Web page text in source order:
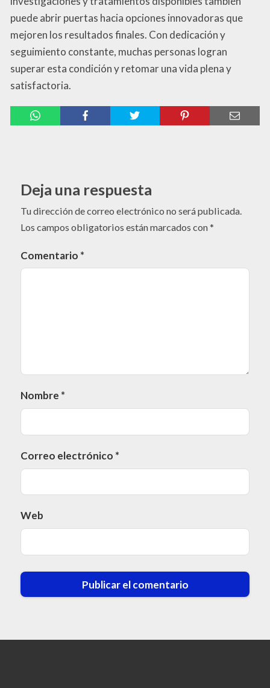
puede abrir puertas hacia opciones innovadoras que
mejoren los resultados finales. Con dedicación y
seguimiento constante, muchas personas logran
superar esta condición y retomar una vida plena y
satisfactoria.
Deja una respuesta
Tu dirección de correo electrónico no será publicada.
Los campos obligatorios están marcados con*
Comentario *
Nombre *
Correo electrónico *
Web